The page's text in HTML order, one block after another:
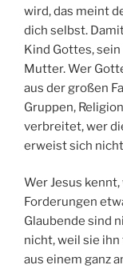
wird, das meint
dich selbst.
Kind Gottes,
Mutter. Wer
aus der großen
Gruppen,
verbreitet, wer
erweist sich
Wer Jesus
Forderungen
Glaubende sind
nicht, weil sie
aus einem ganz